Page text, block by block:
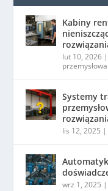
Kabiny
lut 10, 2026 |
przemysłowa
Systemy
lis 12, 2025
wrz 1, 2025